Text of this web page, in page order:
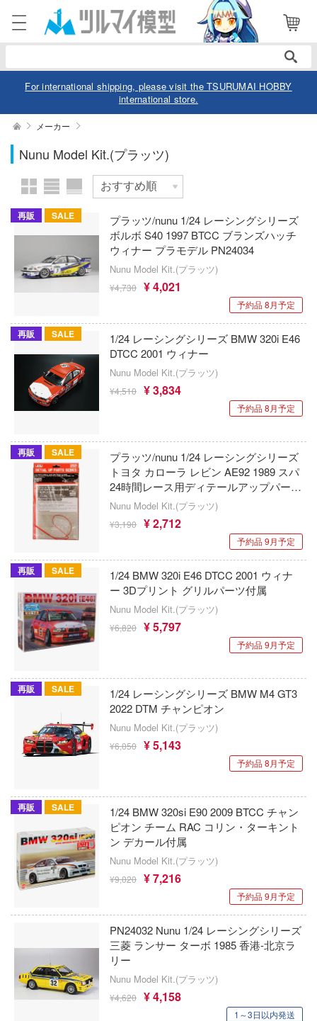
For international shipping, please visit the TSURUMAI HOBBY
international store.
メーカー
Nunu Model Kit.(プラッツ)
再販 SALE
プラッツ/nunu 1/24 レーシングシリーズ
ボルボ S40 1997 BTCC ブランズハッチ
ウィナー プラモデル PN24034
Nunu Model Kit.(プラッツ)
¥4,730 ¥ 4,021
予約品 8月予定
再販 SALE
1/24 レーシングシリーズ BMW 320i E46
DTCC 2001 ウィナー
Nunu Model Kit.(プラッツ)
¥4,510 ¥ 3,834
予約品 8月予定
再販 SALE
プラッツ/nunu 1/24 レーシングシリーズ
トヨタ カローラ レビン AE92 1989 スパ
24時間レース用ディテールアップパーツ
ディテールアップパーツ NE24016
Nunu Model Kit.(プラッツ)
¥3,190 ¥ 2,712
予約品 9月予定
再販 SALE
1/24 BMW 320i E46 DTCC 2001 ウィナ
ー 3Dプリント グリルパーツ付属
Nunu Model Kit.(プラッツ)
¥6,820 ¥ 5,797
予約品 9月予定
再販 SALE
1/24 レーシングシリーズ BMW M4 GT3
2022 DTM チャンピオン
Nunu Model Kit.(プラッツ)
¥6,050 ¥ 5,143
予約品 8月予定
再販 SALE
1/24 BMW 320si E90 2009 BTCC チャン
ピオン チーム RAC コリン・ターキント
ン デカール付属
Nunu Model Kit.(プラッツ)
¥9,020 ¥ 7,216
予約品 9月予定
PN24032 Nunu 1/24 レーシングシリーズ
三菱 ランサー ターボ 1985 香港-北京ラ
リー
Nunu Model Kit.(プラッツ)
¥4,620 ¥ 4,158
1～3日以内発送
表示商品
スケール
欠品商品を表示
(ページ移動)
プラモデル
プラモデル-アニメ/ゲーム作品別
プラモデル-シリーズ別
乗り物
パーツ・アイテム
恐竜
美プラ
フィギュア
フィギュア-アニメ/ゲーム作品別
フィギュア-シリーズ別
アクションフィギュアシリーズ
組み立て式フィギュアシリーズ
動物系
ミニカー・トイ
トミカ総合
Hi-Story(ハイ・ストーリー)
モデラーズ(インターアライド)
その他完成品モデル
コレクショントイ
ぬいぐるみ
塗料・工具・素材・他
塗料・溶剤
塗装ツール
メンテナンス
自作用素材・部品
作品別
アークナイツ
IdentityV 第五人格 (アイデンティティV)
あつまれ どうぶつの森
アーマード・コア
あやかしトライアングル
アトリエシリーズ
UNDERTALE
アイドルマスター
アイドリッシュセブン
あんさんぶるスターズ！！
アオのハコ
タイプ別
飛行機・ヘリ
戦車・軍用車両
船・潜水艦
建物・城
ロボット
人・動物
アワートレジャー
Armabianca
アルマホビー(ビーバーコーポレーション)
アルゴファイルジャパン
アルゴ舎
ARCADIA
IDAPテクノロジー(バウマン)
AOTORI MODEL(ハセガワ)
ICM(ハセガワ)
AniGame
電話で注文・問い合わせ
052-744-0979
会員登録
品 閲覧履歴 お気に入り
テゴリー
-アニメ/ゲーム作品別
フィギュアシリーズ
フィギュアシリーズ
・トイ
合
イ・ストーリー)
(インターアライド)
成品モデル
ョントイ
具・素材・他
ンス
材・部品
レイ用品
(ディオラマ)
第五人格 (アイデンティティV)
どうぶつの森
ド・コア
トライアングル
レーン
リーズ
マスター
ッシュセブン
ぶるスターズ！！
ディア
『マニアック』
(イニシャルD)
嫌なので防御力に極振りしたいと思いま
つら
ヘリ
用車両
ァイルジャパン
教材社
イン
ュ・ルージュ
ーツ
マイルカンパニー
ヤ